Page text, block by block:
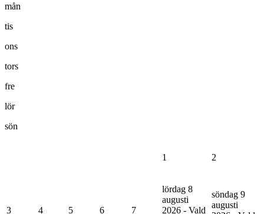
mån
tis
ons
tors
fre
lör
sön
1 2
3 4 5 6 7
lördag 8
augusti
2026 - Vald
söndag 9
augusti